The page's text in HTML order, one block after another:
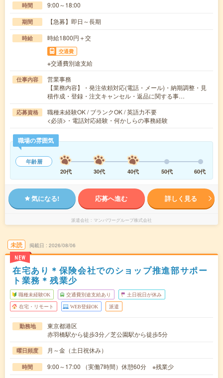
時間 9:00～18:00
期間 【急募】即日～長期
時給 時給1800円＋交
交通費
※交通費別途支給
仕事内容
営業事務
【業務内容】・発注依頼対応(電話・メール)・納期調整・見
積作成・登録・注文キャンセル・返品に関する事…
応募資格
職種未経験OK / ブランクOK / 英語力不要
<必須>・電話対応経験・何かしらの事務経験
職場の雰囲気
年齢層
20代
30代 40代 50代 60代
気になる! 応募へ進む 詳しく見る
派遣会社 マンパワーグループ株式会社
未読
NEW
掲載日 2026/08/06
在宅あり＊保険会社でのショップ推進部サポー
ト業務＊残業少
職種未経験OK 交通費別途支給あり 土日祝日が休み
在宅・リモート WEB登録OK 派遣
勤務地
東京都港区
赤羽橋駅から徒歩3分／芝公園駅から徒歩5分
曜日頻度 月～金（土日祝休み）
時間 9:00～17:00 （実働7時間）休憩60分 ※残業少